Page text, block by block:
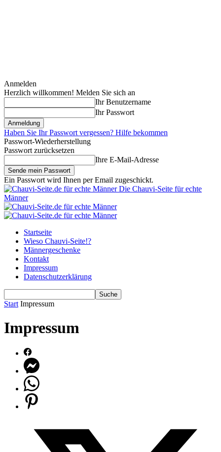
Anmelden
Herzlich willkommen! Melden Sie sich an
Ihr Benutzername
Ihr Passwort
Haben Sie Ihr Passwort vergessen? Hilfe bekommen
Passwort-Wiederherstellung
Passwort zurücksetzen
Ihre E-Mail-Adresse
Ein Passwort wird Ihnen per Email zugeschickt.
Die Chauvi-Seite für echte
Männer
Startseite
Wieso Chauvi-Seite!?
Männergeschenke
Kontakt
Impressum
Datenschutzerklärung
Start Impressum
Impressum